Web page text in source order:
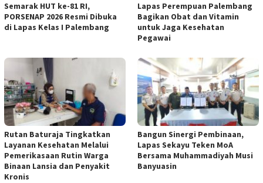
Semarak HUT ke-81 RI,
PORSENAP 2026 Resmi Dibuka
di Lapas Kelas I Palembang
Lapas Perempuan Palembang
Bagikan Obat dan Vitamin
untuk Jaga Kesehatan
Pegawai
Rutan Baturaja Tingkatkan
Layanan Kesehatan Melalui
Pemerikasaan Rutin Warga
Binaan Lansia dan Penyakit
Kronis
Bangun Sinergi Pembinaan,
Lapas Sekayu Teken MoA
Bersama Muhammadiyah Musi
Banyuasin